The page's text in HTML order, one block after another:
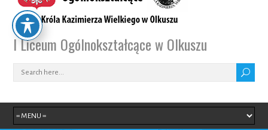
I Liceum Ogólnokształcące w Olkuszu